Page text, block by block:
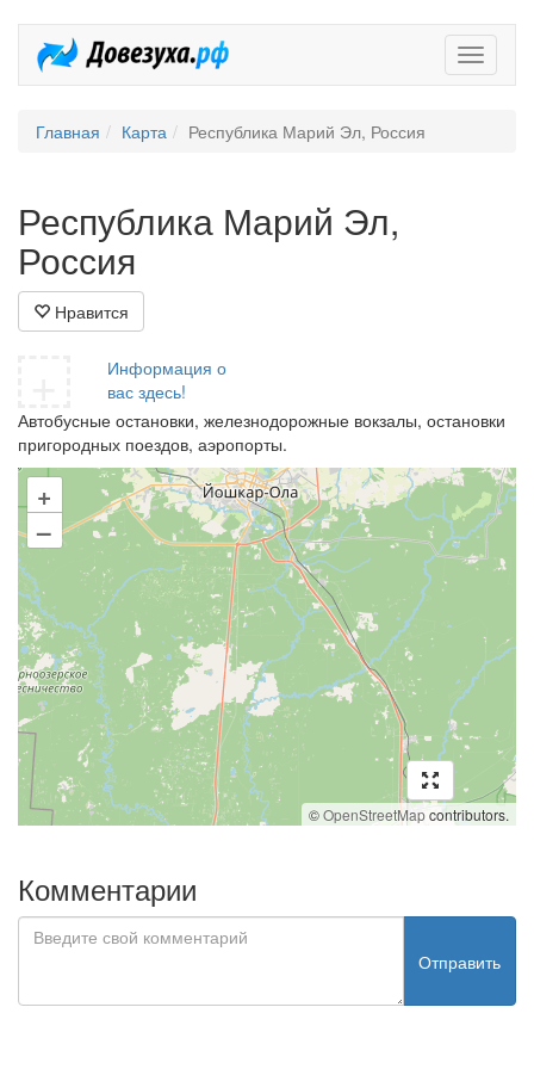
Главная Карта Республика Марий Эл, Россия
Республика Марий Эл,
Россия
Нравится
Информация о
вас здесь!
Автобусные остановки, железнодорожные вокзалы, остановки
пригородных поездов, аэропорты.
+
–
©OpenStreetMapcontributors.
Комментарии
Отправить